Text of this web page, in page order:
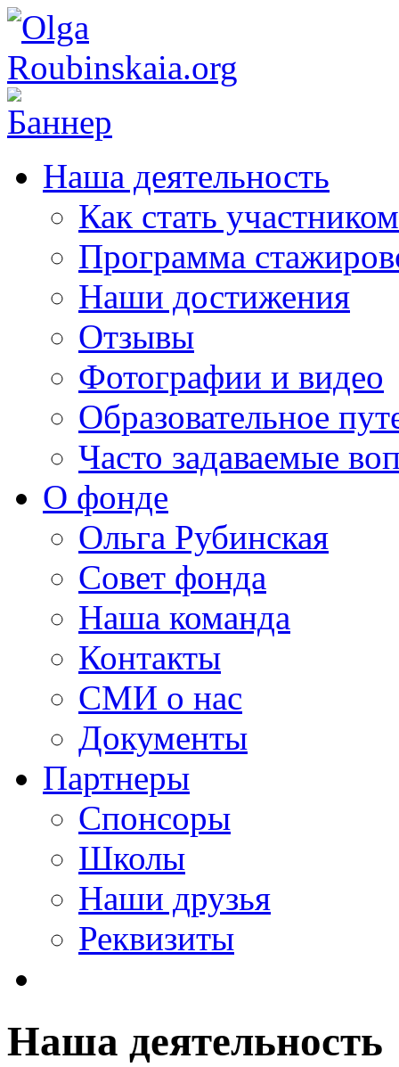
Наша деятельность
Как стать участником
Программа
Наши достижения
Отзывы
Фотографии и видео
Образовательное
Часто задаваемые
О фонде
Ольга Рубинская
Совет фонда
Наша команда
Контакты
СМИ о нас
Документы
Партнеры
Спонсоры
Школы
Наши друзья
Реквизиты
Наша деятельность